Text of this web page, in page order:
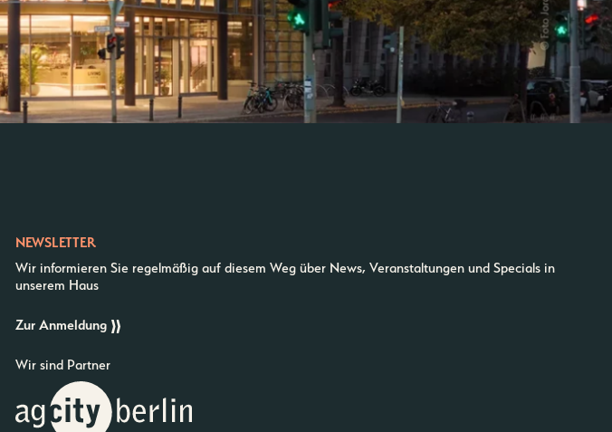
NEWSLETTER
Wir informieren Sie regelmäßig auf diesem Weg über News, Veranstaltungen und Specials in
unserem Haus
Zur Anmeldung
Wir sind Partner